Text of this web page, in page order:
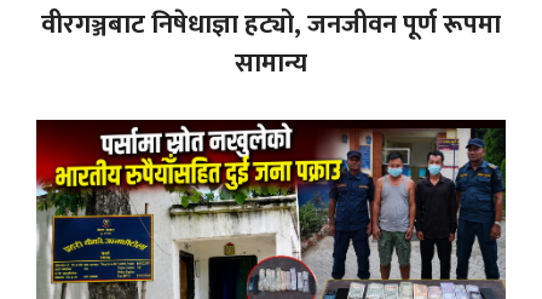
वीरगञ्जबाट निषेधाज्ञा हट्यो, जनजीवन पूर्ण रूपमा
सामान्य